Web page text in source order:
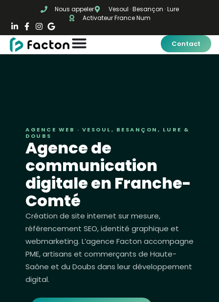
Nous appeler
Vesoul · Besançon · Lure
Activateur France Num
Contact
AGENCE WEB · VESOUL, BESANÇON, LURE &
DOUBS
Agence de
communication
digitale en Franche-
Comté
Création de site internet sur mesure,
référencement SEO, identité graphique et
webmarketing. L’agence Facton accompagne
PME, artisans et commerçants de Haute-
Saône et du Doubs dans leur développement
digital.